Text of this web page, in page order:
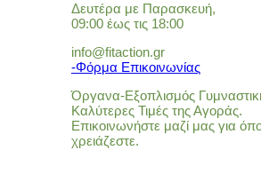
Δευτέρα με Παρασκευή,
09:00 έως τις 18:00
info@fitaction.gr
-Φόρμα Επικοινωνίας
Όργανα-Εξοπλισμός
Καλύτερες Τιμές της Αγοράς.
Επικοινωνήστε μαζί μας για
χρειάζεστε.